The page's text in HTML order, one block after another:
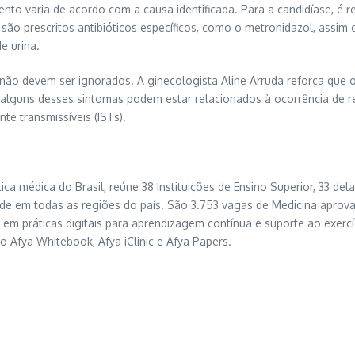
varia de acordo com a causa identificada. Para a candidíase, é
prescritos antibióticos específicos, como o metronidazol,
urina.
devem ser ignorados. A ginecologista Aline Arruda reforça
desses sintomas podem estar relacionados à ocorrência de
transmissíveis (ISTs).
médica do Brasil, reúne 38 Instituições de Ensino Superior, 33
em todas as regiões do país. São 3.753 vagas de Medicina
práticas digitais para aprendizagem contínua e suporte ao
Whitebook, Afya iClinic e Afya Papers.